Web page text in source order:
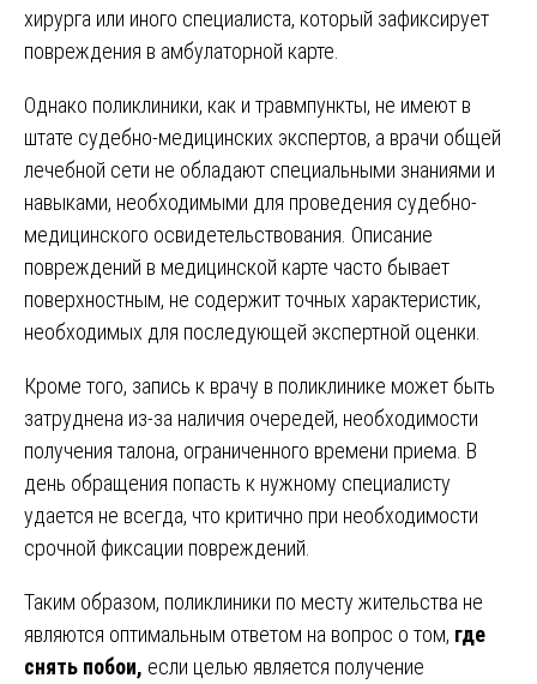
хирурга или иного специалиста, который зафиксирует
повреждения в амбулаторной карте.
Однако поликлиники, как и травмпункты, не имеют в
штате судебно-медицинских экспертов, а врачи общей
лечебной сети не обладают специальными знаниями и
навыками, необходимыми для проведения судебно-
медицинского освидетельствования. Описание
повреждений в медицинской карте часто бывает
поверхностным, не содержит точных характеристик,
необходимых для последующей экспертной оценки.
Кроме того, запись к врачу в поликлинике может быть
затруднена из-за наличия очередей, необходимости
получения талона, ограниченного времени приема. В
день обращения попасть к нужному специалисту
удается не всегда, что критично при необходимости
срочной фиксации повреждений.
Таким образом, поликлиники по месту жительства не
являются оптимальным ответом на вопрос о том, где
снять побои, если целью является получение